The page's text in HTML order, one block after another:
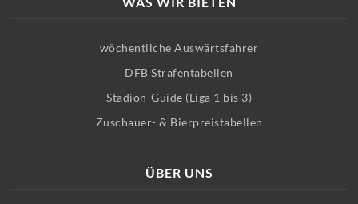
wöchentliche Auswärtsfahrer
DFB Strafentabellen
Stadion-Guide (Liga 1 bis 3)
Zuschauer- & Bierpreistabellen
ÜBER UNS